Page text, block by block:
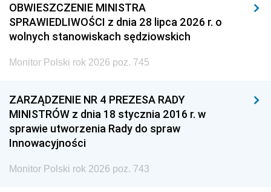
OBWIESZCZENIE MINISTRA
SPRAWIEDLIWOŚCI z dnia 28 lipca 2026 r. o
wolnych stanowiskach sędziowskich
Monitor Polski rok 2026 poz. 745
ZARZĄDZENIE NR 4 PREZESA RADY
MINISTRÓW z dnia 18 stycznia 2016 r. w
sprawie utworzenia Rady do spraw
Innowacyjności
Monitor Polski rok 2026 poz. 743